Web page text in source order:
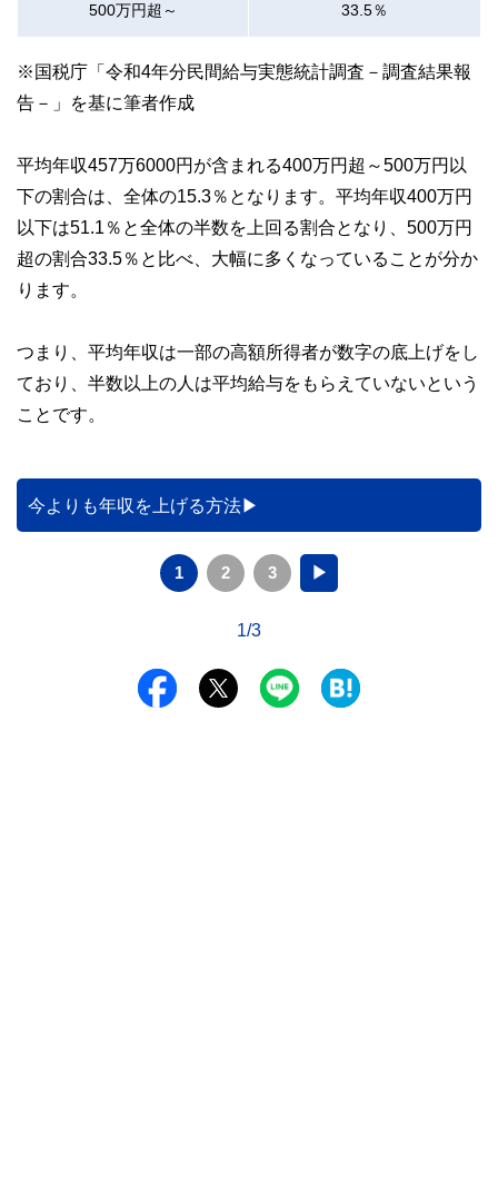
500万円超～ 33.5％
※国税庁「令和4年分民間給与実態統計調査－調査結果報
告－」を基に筆者作成
平均年収457万6000円が含まれる400万円超～500万円以
下の割合は、全体の15.3％となります。平均年収400万円
以下は51.1％と全体の半数を上回る割合となり、500万円
超の割合33.5％と比べ、大幅に多くなっていることが分か
ります。
つまり、平均年収は一部の高額所得者が数字の底上げをし
ており、半数以上の人は平均給与をもらえていないという
ことです。
今よりも年収を上げる方法
1 2 3 ▶
1/3